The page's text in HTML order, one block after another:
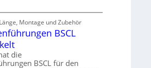
Montage und Zubehör
BSCL
die
BSCL für den